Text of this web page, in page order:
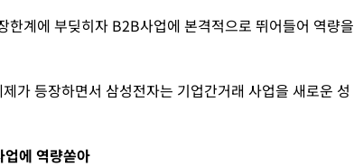
한계에 부딪히자 B2B사업에 본격적으로 뛰어들어 역량을
가 등장하면서 삼성전자는 기업간거래 사업을 새로운 성
에 역량쏟아